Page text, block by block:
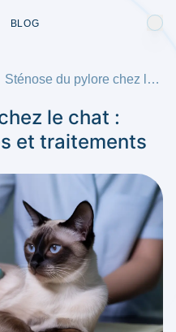
BLOG
Sténose du pylore chez le chat : symptômes, causes et traitements
le chat :
et traitements